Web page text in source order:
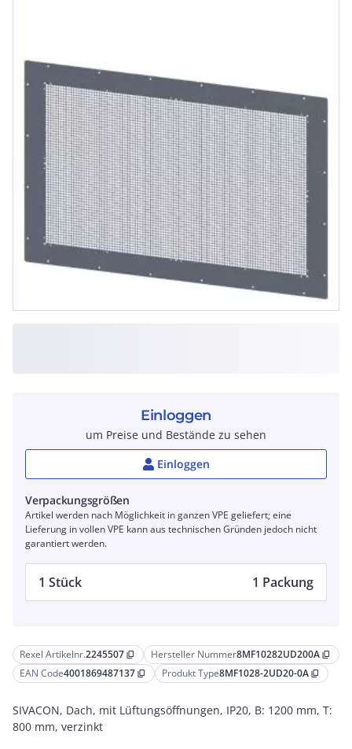
Rexel Artikelnr.2245507 content_copy Hersteller Nummer8MF10282UD200A content_copy
EAN Code4001869487137 content_copy Produkt Type8MF1028-2UD20-0A content_copy
SIVACON, Dach, mit Lüftungsöffnungen, IP20, B: 1200 mm, T:
800 mm, verzinkt
Einloggen
um Preise und Bestände zu sehen
Einloggen
Verpackungsgrößen
Artikel werden nach Möglichkeit in ganzen VPE geliefert; eine
Lieferung in vollen VPE kann aus technischen Gründen jedoch nicht
garantiert werden.
1 Stück 1 Packung